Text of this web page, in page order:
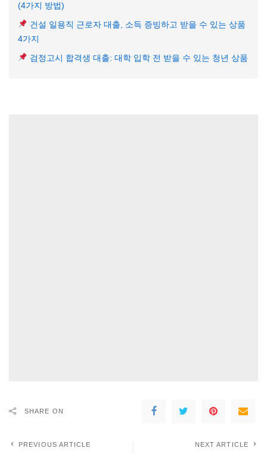
(4가지 방법)
건설 일용직 근로자 대출, 소득 증빙하고 받을 수 있는 상품
4가지
검정고시 합격생 대출: 대학 입학 전 받을 수 있는 청년 상품
SHARE ON
PREVIOUS ARTICLE NEXT ARTICLE